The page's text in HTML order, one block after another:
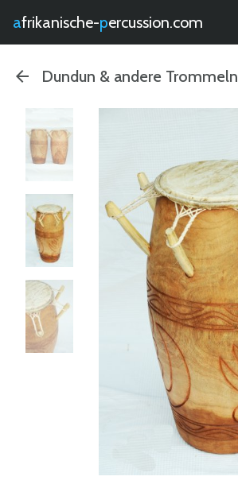
afrikanische- percussion.com
Dundun & andere Trommeln